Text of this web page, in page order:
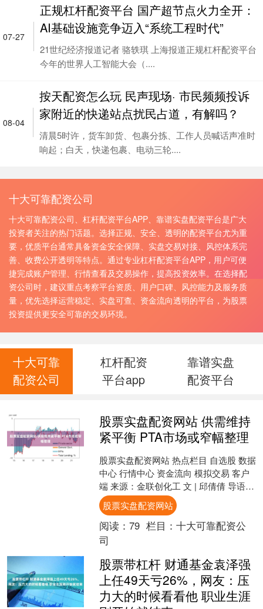
07-27
正规杠杆配资平台 国产超节点火力全开：
AI基础设施竞争迈入“系统工程时代”
21世纪经济报道记者 骆轶琪 上海报道正规杠杆配资平台
今年的世界人工智能大会（....
08-04
按天配资怎么玩 民声现场· 市民频频投诉
家附近的快递站点扰民占道，有解吗？
清晨5时许，货车卸货、包裹分拣、工作人员喊话声准时
响起；白天，快递包裹、电动三轮....
十大可靠配资公司
十大可靠配资公司、杠杆配资平台APP、靠谱实盘配资平台是广大
投资者关注的热门话题。选择正规、安全、透明的配资平台尤为重
要，优质平台通常具备资金安全保障、实盘交易对接、风控体系完
善、收费公开透明等特点。通过专业杠杆配资平台APP，用户可便
捷完成账户管理、行情查看及交易操作，提高投资效率。在选择配
资公司时，建议重点考察平台资质、用户口碑、风控能力及服务质
量，优先选择运营稳定、实盘可查、资金流向透明的平台，为股票
投资提供更安全可靠的交易环境。
十大可靠
配资公司
杠杆配资
平台app
靠谱实盘
配资平台
股票实盘配资网站 供需维持
紧平衡 PTA市场或窄幅整理
股票实盘配资网站 热点栏目 自选股 数据
中心 行情中心 资金流向 模拟交易 客户
端 来源：金联创化工 文 | 邱倩倩 导语：
2026年7月，PTA产业链整体先扬....
股票实盘配资网站
阅读： 79 栏目： 十大可靠配资公
司
股票带杠杆 财通基金袁泽强
上任49天亏26%，网友：压
力大的时候看看他 职业生涯